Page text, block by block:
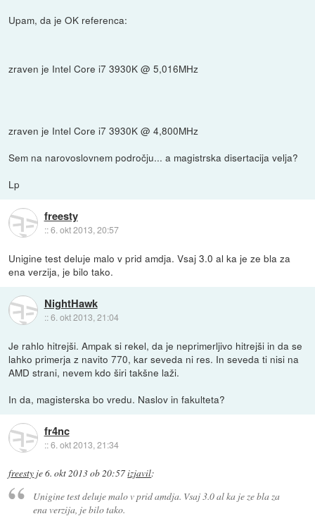
Upam, da je OK referenca:
zraven je Intel Core i7 3930K @ 5,016MHz
zraven je Intel Core i7 3930K @ 4,800MHz
Sem na narovoslovnem področju... a magistrska disertacija velja?
Lp
freesty
::6. okt 2013, 20:57
Unigine test deluje malo v prid amdja. Vsaj 3.0 al ka je ze bla za
ena verzija, je bilo tako.
NightHawk
::6. okt 2013, 21:04
Je rahlo hitrejši. Ampak si rekel, da je neprimerljivo hitrejši in da se
lahko primerja z navito 770, kar seveda ni res. In seveda ti nisi na
AMD strani, nevem kdo širi takšne laži.
In da, magisterska bo vredu. Naslov in fakulteta?
fr4nc
::6. okt 2013, 21:34
freesty je6. okt 2013 ob 20:57izjavil:
Unigine test deluje malo v prid amdja. Vsaj 3.0 al ka je ze bla za
ena verzija, je bilo tako.